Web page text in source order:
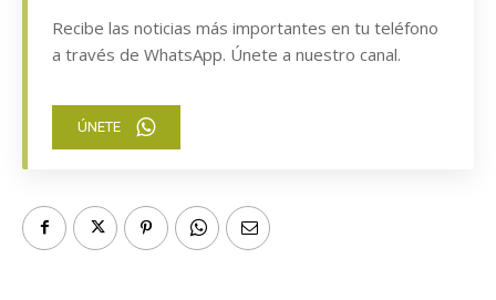
Recibe las noticias más importantes en tu teléfono
a través de WhatsApp. Únete a nuestro canal.
ÚNETE